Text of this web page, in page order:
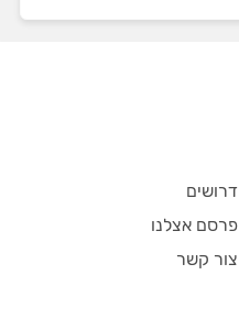
דרושים
פרסם אצלנו
צור קשר